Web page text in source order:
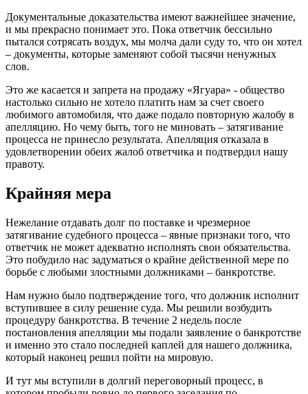
Документальные доказательства имеют важнейшее значение,
и мы прекрасно понимает это. Пока ответчик бессильно
пытался сотрясать воздух, мы молча дали суду то, что он хотел
– документы, которые заменяют собой тысячи ненужных
слов.
Это же касается и запрета на продажу «Ягуара» - общество
настолько сильно не хотело платить нам за счет своего
любимого автомобиля, что даже подало повторную жалобу в
апелляцию. Но чему быть, того не миновать – затягивание
процесса не принесло результата. Апелляция отказала в
удовлетворении обеих жалоб ответчика и подтвердил нашу
правоту.
Крайняя мера
Нежелание отдавать долг по поставке и чрезмерное
затягивание судебного процесса – явные признаки того, что
ответчик не может адекватно исполнять свои обязательства.
Это побудило нас задуматься о крайне действенной мере по
борьбе с любыми злостными должниками – банкротстве.
Нам нужно было подтверждение того, что должник исполнит
вступившее в силу решение суда. Мы решили возбудить
процедуру банкротства. В течение 2 недель после
постановления апелляции мы подали заявление о банкротстве
и именно это стало последней каплей для нашего должника,
который наконец решил пойти на мировую.
И тут мы вступили в долгий переговорный процесс, в